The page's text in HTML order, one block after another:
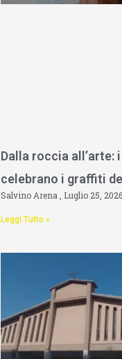
Dalla roccia all’arte:
celebrano i graffiti
Salvino Arena Luglio 25, 2026
Leggi Tutto »